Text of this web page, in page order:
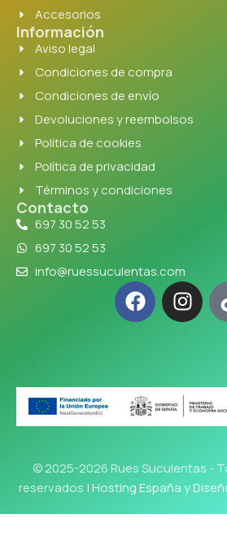
Accesorios
Información
Aviso legal
Condiciones de compra
Condiciones de envío
Devoluciones y reembolsos
Política de cookies
Política de privacidad
Términos y condiciones
Contacto
697 30 52 53
697 30 52 53
info@ruessuculentas.com
© 2025-2026 Rues Suculentas -
reservados |Hosting España y